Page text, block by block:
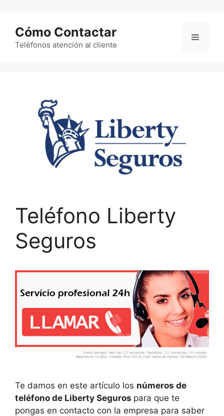
contenido
Cómo Contactar
Teléfonos atención al cliente
Menú
Teléfono Liberty
Seguros
Te damos en este artículo los números de
teléfono de Liberty Seguros para que te
pongas en contacto con la empresa para saber